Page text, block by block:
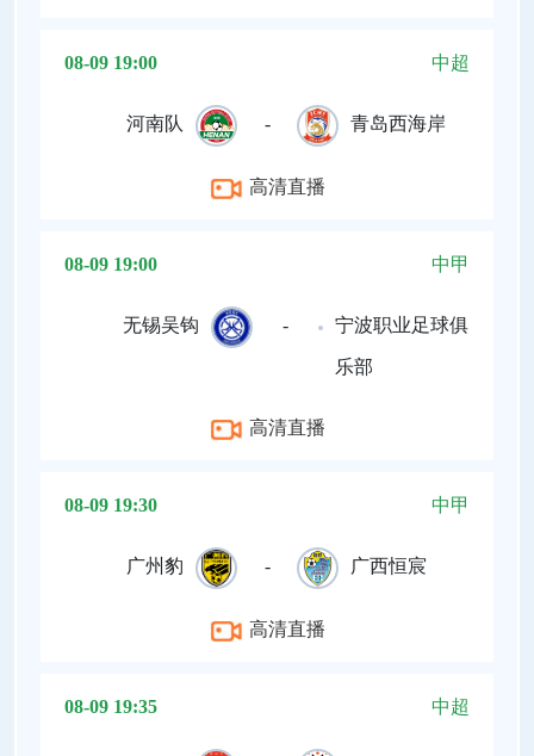
08-09 19:00 中超
河南队 - 青岛西海岸
高清直播
08-09 19:00 中甲
无锡吴钩 - 宁波职业足球俱
乐部
高清直播
08-09 19:30 中甲
广州豹 - 广西恒宸
高清直播
08-09 19:35 中超